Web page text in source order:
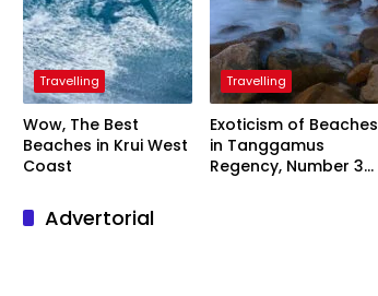
Travelling
Wow, The Best
Beaches in Krui West
Coast
Travelling
Exoticism of Beaches
in Tanggamus
Regency, Number 3
Advertorial